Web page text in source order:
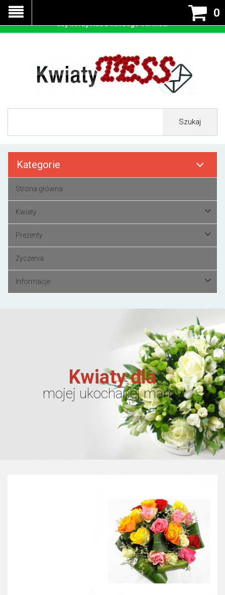
0
Szukaj
Kategorie
Strona główna
Kwiaty
Prezenty
Życzenia
Informacje
Kwiaty dla
mojej ukochanej mamy
Nasza strona korzysta z cookies - czyli tzw ciastek w celu
prawidłowego działania. Zaakceptuj przyjmowanie cookies
aby korzystać z naszego serwisu.